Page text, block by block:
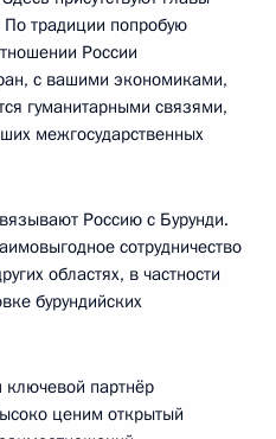
традиции попробую
России
с вашими экономиками,
гуманитарными связями,
межгосударственных
Россию с Бурунди.
сотрудничество
областях, в частности
бурундийских
партнёр
ценим открытый